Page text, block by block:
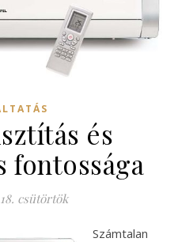
és
csütörtök
Számtalan